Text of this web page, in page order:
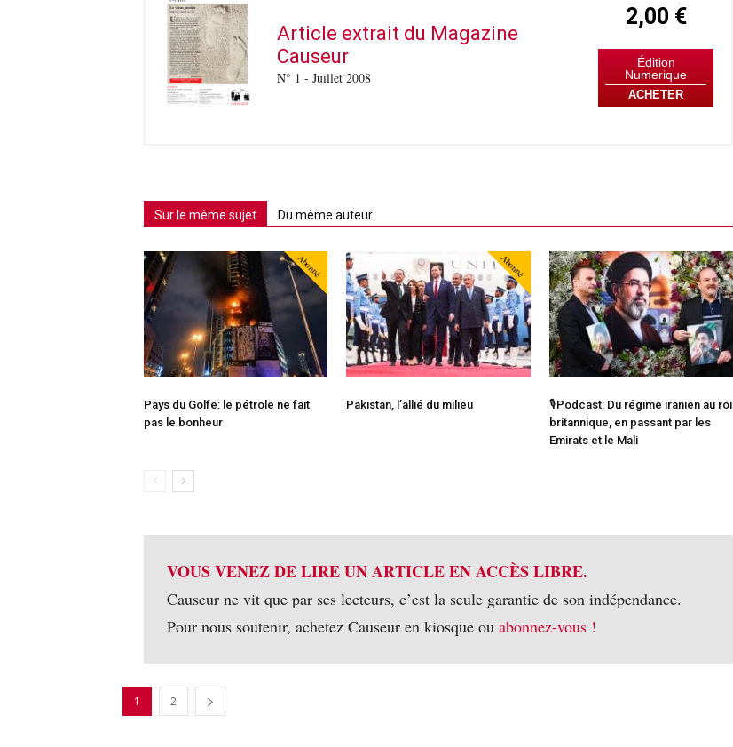
Article extrait du Magazine
Causeur
N° 1 - Juillet 2008
2,00 €
Édition
Numerique
ACHETER
Sur le même sujet Du même auteur
Abonné
Pays du Golfe: le pétrole ne fait
pas le bonheur
Abonné
Pakistan, l’allié du milieu
🎙️Podcast: Du régime iranien au roi
britannique, en passant par les
Emirats et le Mali
VOUS VENEZ DE LIRE UN ARTICLE EN ACCÈS LIBRE.
Causeur ne vit que par ses lecteurs, c’est la seule garantie de son indépendance.
Pour nous soutenir, achetez Causeur en kiosque ou abonnez-vous !
1 2